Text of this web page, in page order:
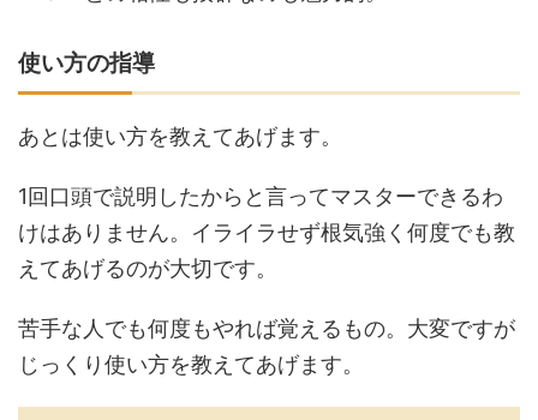
使い方の指導
あとは使い方を教えてあげます。
1回口頭で説明したからと言ってマスターできるわ
けはありません。イライラせず根気強く何度でも教
えてあげるのが大切です。
苦手な人でも何度もやれば覚えるもの。大変ですが
じっくり使い方を教えてあげます。